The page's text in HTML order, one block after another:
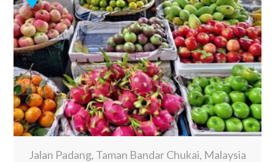
Jalan Padang, Taman Bandar Chukai, Malaysia